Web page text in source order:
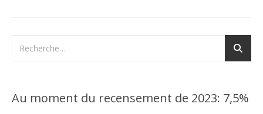
Au moment du recensement de 2023: 7,5%